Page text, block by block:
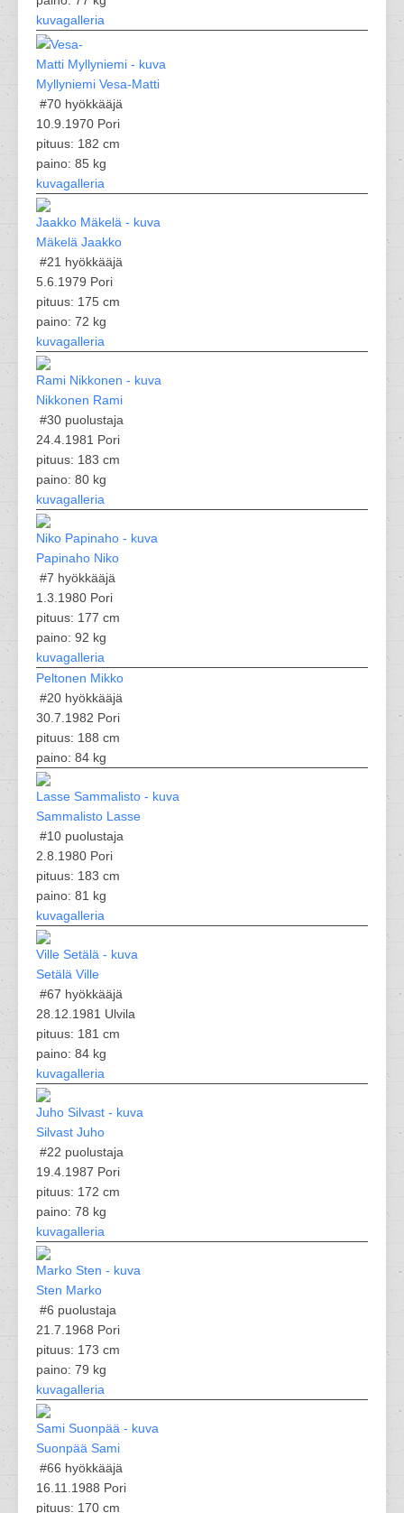
kuvagalleria
Myllyniemi Vesa-Matti
#70 hyökkääjä
10.9.1970 Pori
pituus: 182 cm
paino: 85 kg
kuvagalleria
Mäkelä Jaakko
#21 hyökkääjä
5.6.1979 Pori
pituus: 175 cm
paino: 72 kg
kuvagalleria
Nikkonen Rami
#30 puolustaja
24.4.1981 Pori
pituus: 183 cm
paino: 80 kg
kuvagalleria
Papinaho Niko
#7 hyökkääjä
1.3.1980 Pori
pituus: 177 cm
paino: 92 kg
kuvagalleria
Peltonen Mikko
#20 hyökkääjä
30.7.1982 Pori
pituus: 188 cm
paino: 84 kg
Sammalisto Lasse
#10 puolustaja
2.8.1980 Pori
pituus: 183 cm
paino: 81 kg
kuvagalleria
Setälä Ville
#67 hyökkääjä
28.12.1981 Ulvila
pituus: 181 cm
paino: 84 kg
kuvagalleria
Silvast Juho
#22 puolustaja
19.4.1987 Pori
pituus: 172 cm
paino: 78 kg
kuvagalleria
Sten Marko
#6 puolustaja
21.7.1968 Pori
pituus: 173 cm
paino: 79 kg
kuvagalleria
Suonpää Sami
#66 hyökkääjä
16.11.1988 Pori
pituus: 170 cm